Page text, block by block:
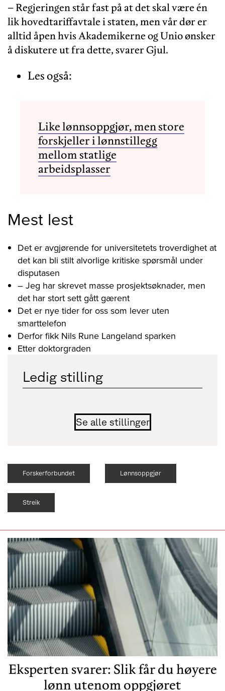
– Regjeringen står fast på at det skal være én
lik hovedtariffavtale i staten, men vår dør er
alltid åpen hvis Akademikerne og Unio ønsker
å diskutere ut fra dette, svarer Gjul.
Les også:
Like lønnsoppgjør, men store
forskjeller i lønnstillegg
mellom statlige
arbeidsplasser
Ledig stilling
Se alle stillinger
Mest lest
Det er avgjørende for universitetets troverdighet at
det kan bli stilt alvorlige kritiske spørsmål under
disputasen
– Jeg har skrevet masse prosjektsøknader, men
det har stort sett gått gærent
Det er nye tider for oss som lever uten
smarttelefon
Derfor fikk Nils Rune Langeland sparken
Etter doktorgraden
Forskerforbundet Lønnsoppgjør
Streik
Eksperten svarer: Slik får du høyere
lønn utenom oppgjøret